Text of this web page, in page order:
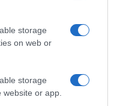
storage
on web or
storage
or app.